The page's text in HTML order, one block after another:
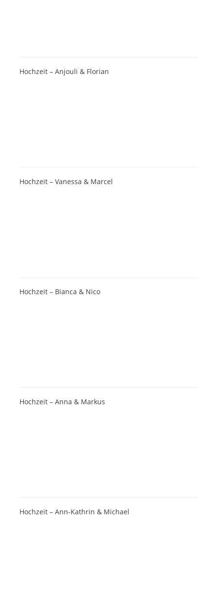
Hochzeit – Anjouli & Florian
Hochzeit – Vanessa & Marcel
Hochzeit – Bianca & Nico
Hochzeit – Anna & Markus
Hochzeit – Ann-Kathrin & Michael